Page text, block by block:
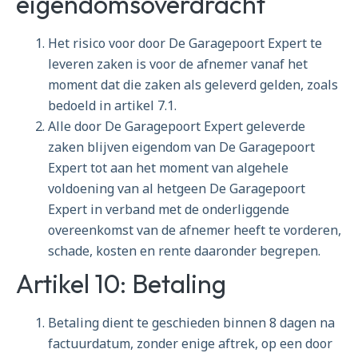
Het risico voor door De Garagepoort Expert te
leveren zaken is voor de afnemer vanaf het
moment dat die zaken als geleverd gelden, zoals
bedoeld in artikel 7.1.
Alle door De Garagepoort Expert geleverde
zaken blijven eigendom van De Garagepoort
Expert tot aan het moment van algehele
voldoening van al hetgeen De Garagepoort
Expert in verband met de onderliggende
overeenkomst van de afnemer heeft te vorderen,
schade, kosten en rente daaronder begrepen.
Artikel 10: Betaling
Betaling dient te geschieden binnen 8 dagen na
factuurdatum, zonder enige aftrek, op een door